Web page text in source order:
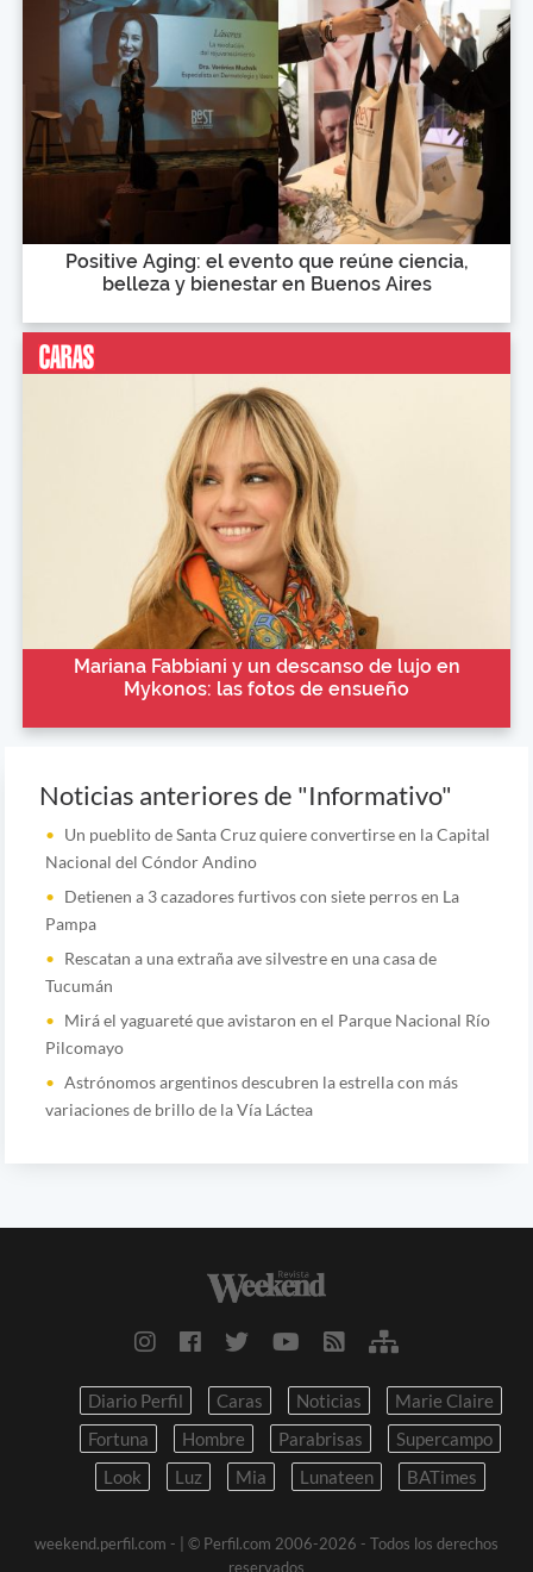
Positive Aging: el evento que reúne ciencia,
belleza y bienestar en Buenos Aires
Mariana Fabbiani y un descanso de lujo en
Mykonos: las fotos de ensueño
Noticias anteriores de "Informativo"
Un pueblito de Santa Cruz quiere convertirse en la Capital
Nacional del Cóndor Andino
Detienen a 3 cazadores furtivos con siete perros en La
Pampa
Rescatan a una extraña ave silvestre en una casa de
Tucumán
Mirá el yaguareté que avistaron en el Parque Nacional Río
Pilcomayo
Astrónomos argentinos descubren la estrella con más
variaciones de brillo de la Vía Láctea
Diario Perfil Caras Noticias
Marie Claire
Fortuna
Hombre Parabrisas
Supercampo
Look
Luz Mia Lunateen BATimes
weekend.perfil.com -
| © Perfil.com 2006-2026 - Todos los derechos
reservados